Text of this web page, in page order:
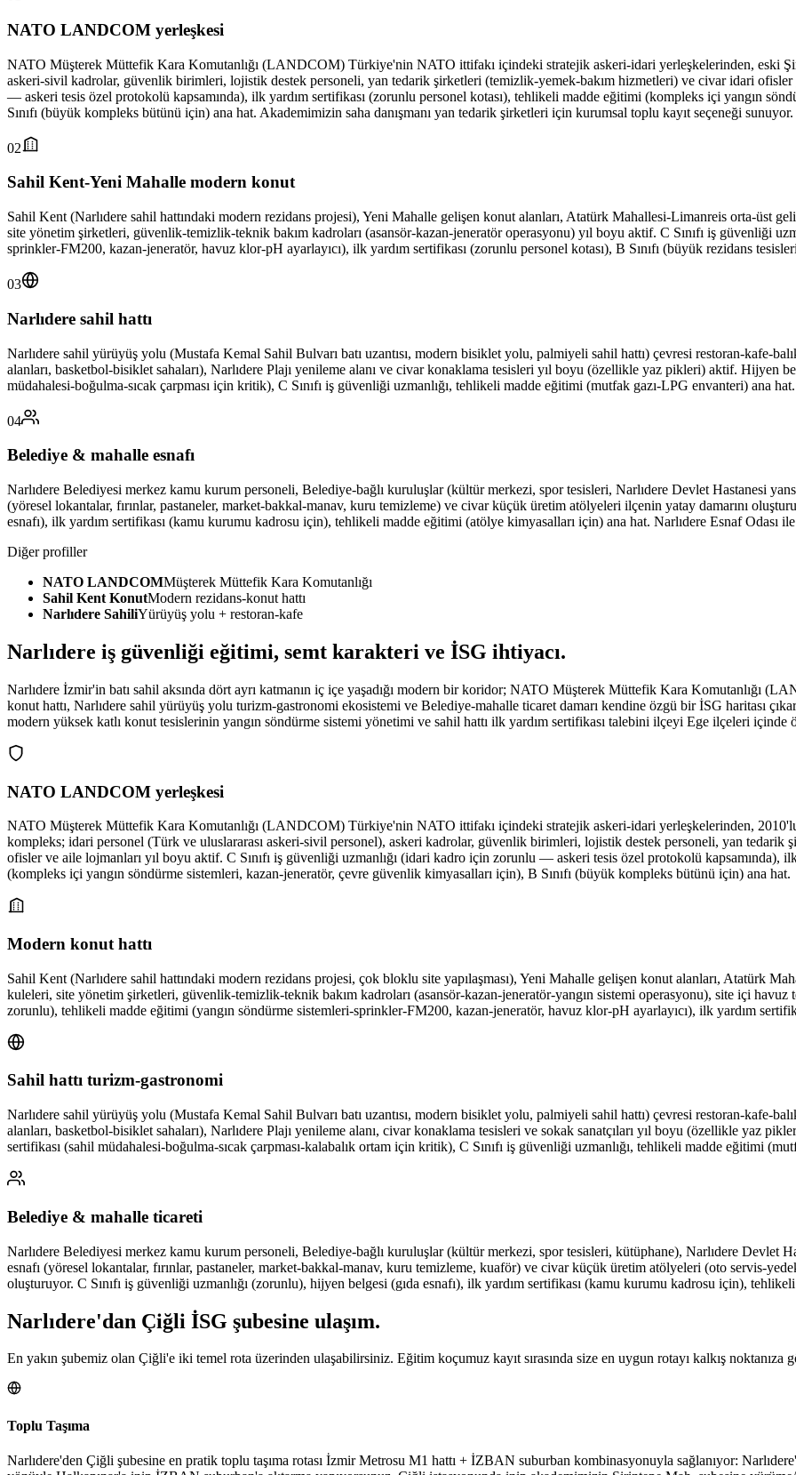
NATO LANDCOM yerleşkesi
NATO Müşterek Müttefik Kara Komutanlığı (LANDCOM) Türkiye'nin NATO ittifakı içindeki stratejik askeri-idari yerleşkelerinden, eski
askeri-sivil kadrolar, güvenlik birimleri, lojistik destek personeli, yan tedarik şirketleri (temizlik-yemek-bakım hizmetleri) ve civar idari ofisler
— askeri tesis özel protokolü kapsamında), ilk yardım sertifikası (zorunlu personel kotası), tehlikeli madde eğitimi (kompleks içi yangın
Sınıfı (büyük kompleks bütünü için) ana hat. Akademimizin saha danışmanı yan tedarik şirketleri için kurumsal toplu kayıt seçeneği sunuyor.
02
Sahil Kent-Yeni Mahalle modern konut
Sahil Kent (Narlıdere sahil hattındaki modern rezidans projesi), Yeni Mahalle gelişen konut alanları, Atatürk Mahallesi-Limanreis orta-üst
site yönetim şirketleri, güvenlik-temizlik-teknik bakım kadroları (asansör-kazan-jeneratör operasyonu) yıl boyu aktif. C Sınıfı iş güvenliği
sprinkler-FM200, kazan-jeneratör, havuz klor-pH ayarlayıcı), ilk yardım sertifikası (zorunlu personel kotası), B Sınıfı (büyük rezidans
03
Narlıdere sahil hattı
Narlıdere sahil yürüyüş yolu (Mustafa Kemal Sahil Bulvarı batı uzantısı, modern bisiklet yolu, palmiyeli sahil hattı) çevresi restoran-kafe-
alanları, basketbol-bisiklet sahaları), Narlıdere Plajı yenileme alanı ve civar konaklama tesisleri yıl boyu (özellikle yaz pikleri) aktif. Hijyen
müdahalesi-boğulma-sıcak çarpması için kritik), C Sınıfı iş güvenliği uzmanlığı, tehlikeli madde eğitimi (mutfak gazı-LPG envanteri) ana hat.
04
Belediye & mahalle esnafı
Narlıdere Belediyesi merkez kamu kurum personeli, Belediye-bağlı kuruluşlar (kültür merkezi, spor tesisleri, Narlıdere Devlet Hastanesi
(yöresel lokantalar, fırınlar, pastaneler, market-bakkal-manav, kuru temizleme) ve civar küçük üretim atölyeleri ilçenin yatay damarını
esnafı), ilk yardım sertifikası (kamu kurumu kadrosu için), tehlikeli madde eğitimi (atölye kimyasalları için) ana hat. Narlıdere Esnaf Odası
Diğer profiller
NATO LANDCOMMüşterek Müttefik Kara Komutanlığı
Sahil Kent KonutModern rezidans-konut hattı
Narlıdere SahiliYürüyüş yolu + restoran-kafe
Narlıdere iş güvenliği eğitimi, semt karakteri ve İSG ihtiyacı.
Narlıdere İzmir'in batı sahil aksında dört ayrı katmanın iç içe yaşadığı modern bir koridor; NATO Müşterek Müttefik Kara Komutanlığı
konut hattı, Narlıdere sahil yürüyüş yolu turizm-gastronomi ekosistemi ve Belediye-mahalle ticaret damarı kendine özgü bir İSG haritası
modern yüksek katlı konut tesislerinin yangın söndürme sistemi yönetimi ve sahil hattı ilk yardım sertifikası talebini ilçeyi Ege ilçeleri
NATO LANDCOM yerleşkesi
NATO Müşterek Müttefik Kara Komutanlığı (LANDCOM) Türkiye'nin NATO ittifakı içindeki stratejik askeri-idari yerleşkelerinden, 2010'lu
kompleks; idari personel (Türk ve uluslararası askeri-sivil personel), askeri kadrolar, güvenlik birimleri, lojistik destek personeli, yan
ofisler ve aile lojmanları yıl boyu aktif. C Sınıfı iş güvenliği uzmanlığı (idari kadro için zorunlu — askeri tesis özel protokolü kapsamında),
(kompleks içi yangın söndürme sistemleri, kazan-jeneratör, çevre güvenlik kimyasalları için), B Sınıfı (büyük kompleks bütünü için) ana hat.
Modern konut hattı
Sahil Kent (Narlıdere sahil hattındaki modern rezidans projesi, çok bloklu site yapılaşması), Yeni Mahalle gelişen konut alanları, Atatürk
kuleleri, site yönetim şirketleri, güvenlik-temizlik-teknik bakım kadroları (asansör-kazan-jeneratör-yangın sistemi operasyonu), site içi havuz
zorunlu), tehlikeli madde eğitimi (yangın söndürme sistemleri-sprinkler-FM200, kazan-jeneratör, havuz klor-pH ayarlayıcı), ilk yardım
Sahil hattı turizm-gastronomi
Narlıdere sahil yürüyüş yolu (Mustafa Kemal Sahil Bulvarı batı uzantısı, modern bisiklet yolu, palmiyeli sahil hattı) çevresi restoran-kafe-
alanları, basketbol-bisiklet sahaları), Narlıdere Plajı yenileme alanı, civar konaklama tesisleri ve sokak sanatçıları yıl boyu (özellikle yaz
sertifikası (sahil müdahalesi-boğulma-sıcak çarpması-kalabalık ortam için kritik), C Sınıfı iş güvenliği uzmanlığı, tehlikeli madde eğitimi
Belediye & mahalle ticareti
Narlıdere Belediyesi merkez kamu kurum personeli, Belediye-bağlı kuruluşlar (kültür merkezi, spor tesisleri, kütüphane), Narlıdere Devlet
esnafı (yöresel lokantalar, fırınlar, pastaneler, market-bakkal-manav, kuru temizleme, kuaför) ve civar küçük üretim atölyeleri (oto servis-
oluşturuyor. C Sınıfı iş güvenliği uzmanlığı (zorunlu), hijyen belgesi (gıda esnafı), ilk yardım sertifikası (kamu kurumu kadrosu için),
Narlıdere'dan Çiğli İSG şubesine ulaşım.
En yakın şubemiz olan Çiğli'e iki temel rota üzerinden ulaşabilirsiniz. Eğitim koçumuz kayıt sırasında size en uygun rotayı kalkış noktanıza
Toplu Taşıma
Narlıdere'den Çiğli şubesine en pratik toplu taşıma rotası İzmir Metrosu M1 hattı + İZBAN suburban kombinasyonuyla sağlanıyor: